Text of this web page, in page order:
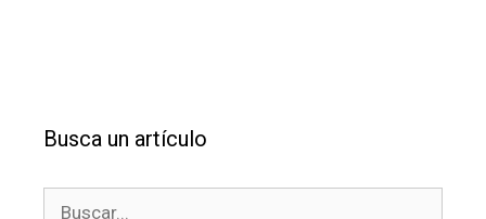
Busca un artículo